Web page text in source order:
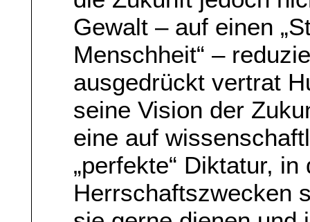
Gewalt – auf einen
Menschheit“ –
ausgedrückt vertrat
seine Vision der
eine auf
„perfekte“ Diktatur,
Herrschaftszwecken